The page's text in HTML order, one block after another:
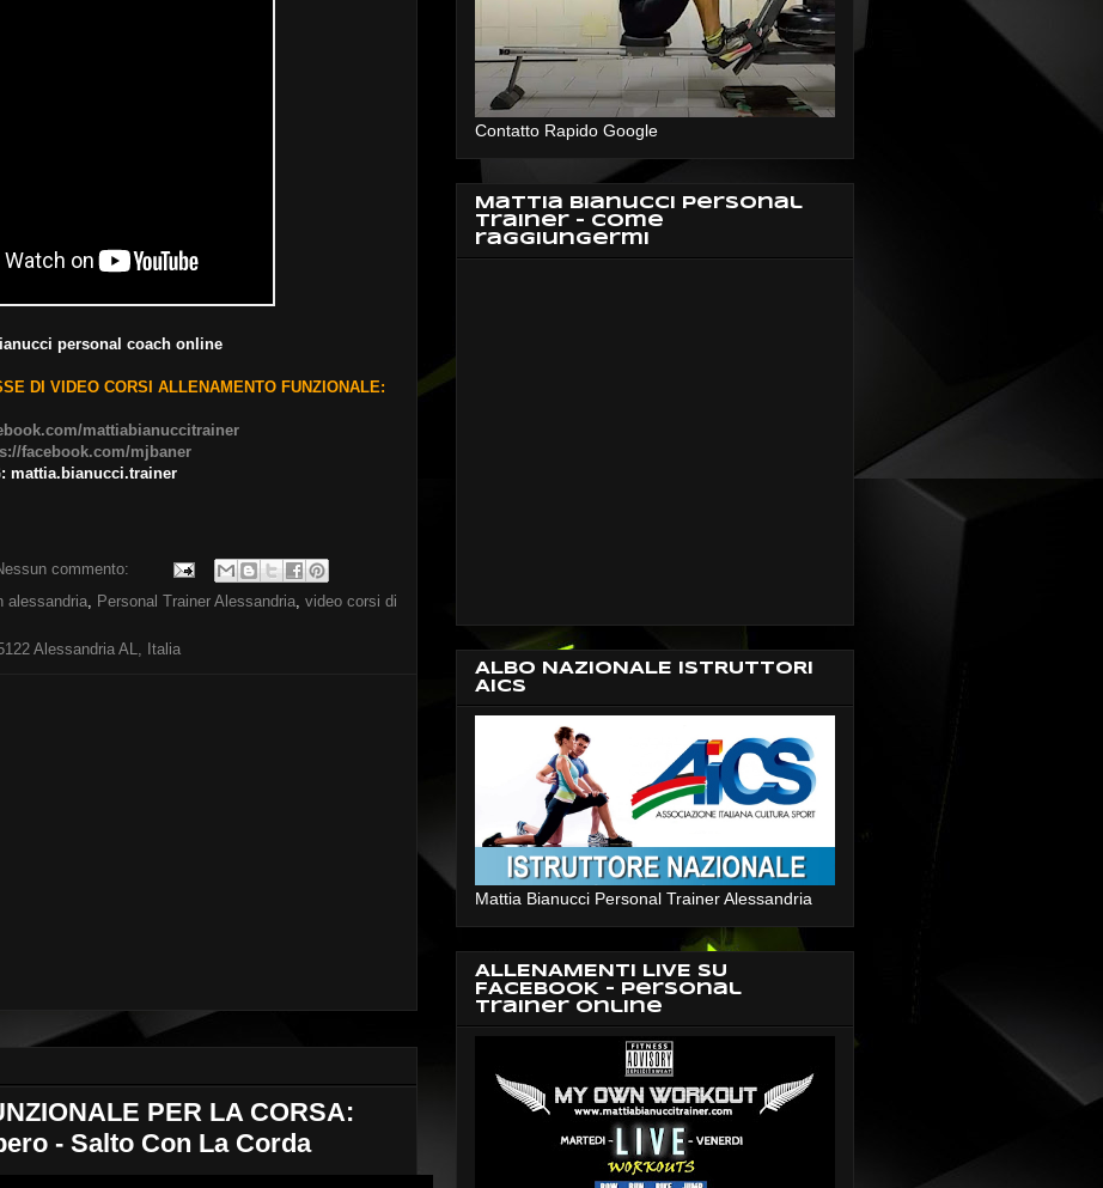
personal coach online
DI VIDEO CORSI ALLENAMENTO FUNZIONALE:
mattiabianuccitrainer
facebook.com/mjbaner
mattia.bianucci.trainer
commento:
alessandria Personal Trainer Alessandria video corsi di
Alessandria AL, Italia
PER LA CORSA:
- Salto Con La Corda
Contatto Rapido Google
Mattia Bianucci Personal
Trainer - Come
raggiungermi
ALBO NAZIONALE ISTRUTTORI
AICS
Mattia Bianucci Personal Trainer Alessandria
ALLENAMENTI LIVE SU
FACEBOOK - Personal
Trainer Online